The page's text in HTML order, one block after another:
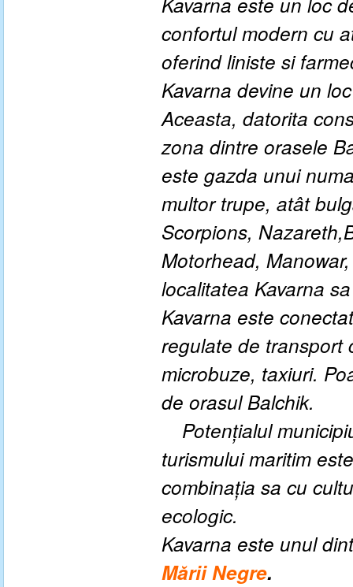
confortul modern cu
oferind liniste si
Kavarna devine un
Aceasta, datorita
zona dintre orasele
este gazda unui
multor trupe, atât
Scorpions,
Motorhead,
localitatea Kavarna
Kavarna este
regulate de transport
microbuze, taxiuri.
de orasul Balchik.
Potențialul
turismului maritim
combinația sa cu
ecologic.
Kavarna este unul
Mării Negre.